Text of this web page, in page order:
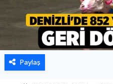
Paylaş